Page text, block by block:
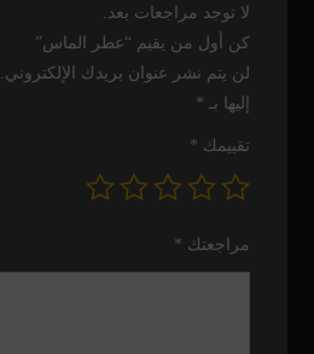
لا توجد مراجعات بعد.
كن أول من يقيم “عطر الماس”
لن يتم نشر عنوان بريدك الإلكتروني.
إليها بـ *
تقييمك *
مراجعتك *